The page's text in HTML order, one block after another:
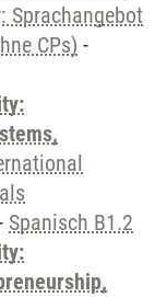
Sprachangebot
CPs) -
Spanisch B1.2